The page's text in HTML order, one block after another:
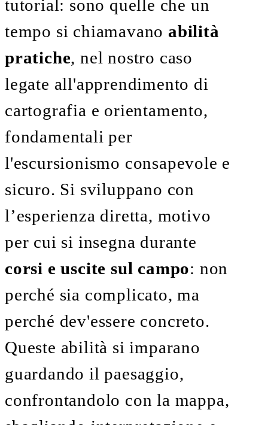
tutorial: sono quelle che un
tempo si chiamavano abilità
pratiche, nel nostro caso
legate all'apprendimento di
cartografia e orientamento,
fondamentali per
l'escursionismo consapevole e
sicuro. Si sviluppano con
l’esperienza diretta, motivo
per cui si insegna durante
corsi e uscite sul campo: non
perché sia complicato, ma
perché dev'essere concreto.
Queste abilità si imparano
guardando il paesaggio,
confrontandolo con la mappa,